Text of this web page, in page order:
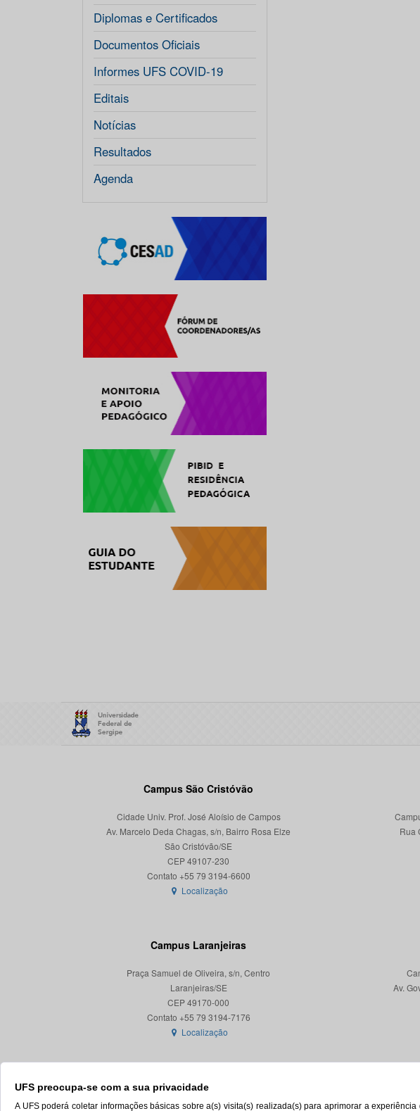
UFS preocupa-se com a sua privacidade
A UFS poderá coletar informações básicas sobre a(s) visita(s) realizada(s) para aprimorar a
Diplomas e Certificados
Documentos Oficiais
Informes UFS COVID-19
Editais
Notícias
Resultados
Agenda
Campus São Cristóvão
Cidade Univ. Prof. José Aloísio de Campos
Av. Marcelo Deda Chagas, s/n, Bairro Rosa Elze
São Cristóvão/SE
CEP 49107-230
Localização
Rua
Campus Laranjeiras
Praça Samuel de Oliveira, s/n, Centro
Laranjeiras/SE
CEP 49170-000
Localização
Av.